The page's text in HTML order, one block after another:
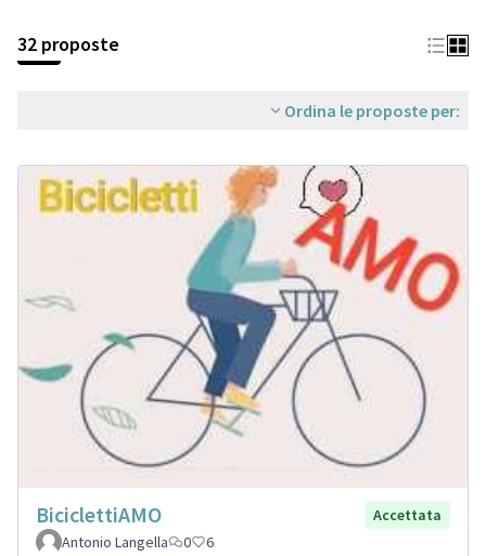
32 proposte
Ordina le proposte per:
BiciclettiAMO
Accettata
Antonio Langella
0 6